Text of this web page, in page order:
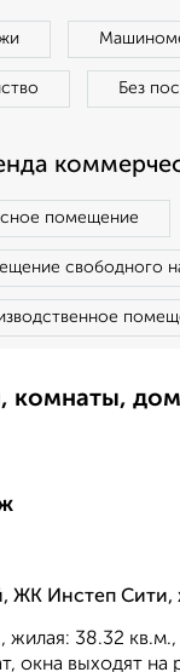
Без
помещение
свободного
комнаты,
ЖК Инстеп
38.32
окна выходят